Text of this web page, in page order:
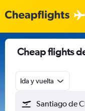
Cheap flights
Ida y vuelta
Santiago de